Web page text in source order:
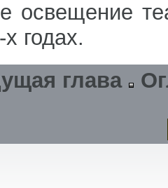
освещение
годах.
глава